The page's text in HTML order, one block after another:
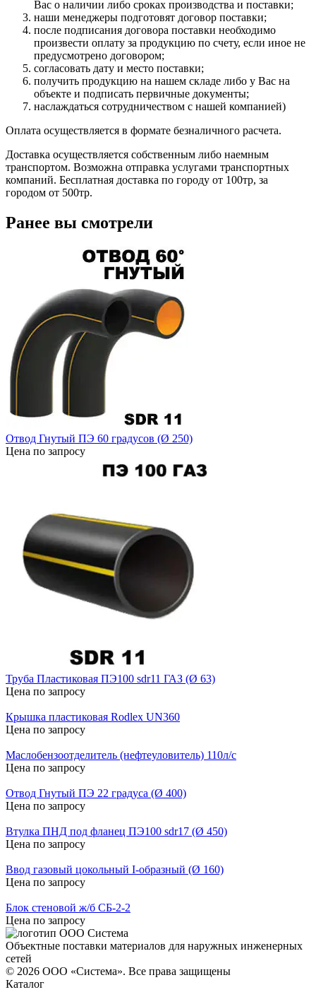
Вас о наличии либо сроках производства и поставки;
наши менеджеры подготовят договор поставки;
после подписания договора поставки необходимо
произвести оплату за продукцию по счету, если иное не
предусмотрено договором;
согласовать дату и место поставки;
получить продукцию на нашем складе либо у Вас на
объекте и подписать первичные документы;
наслаждаться сотрудничеством с нашей компанией)
Оплата осуществляется в формате безналичного расчета.
Доставка осуществляется собственным либо наемным
транспортом. Возможна отправка услугами транспортных
компаний. Бесплатная доставка по городу от 100тр, за
городом от 500тр.
Ранее вы смотрели
Отвод Гнутый ПЭ 60 градусов (Ø 250)
Цена по запросу
Труба Пластиковая ПЭ100 sdr11 ГАЗ (Ø 63)
Цена по запросу
Крышка пластиковая Rodlex UN360
Цена по запросу
Маслобензоотделитель (нефтеуловитель) 110л/с
Цена по запросу
Отвод Гнутый ПЭ 22 градуса (Ø 400)
Цена по запросу
Втулка ПНД под фланец ПЭ100 sdr17 (Ø 450)
Цена по запросу
Ввод газовый цокольный I-образный (Ø 160)
Цена по запросу
Блок стеновой ж/б СБ-2-2
Цена по запросу
Объектные поставки материалов для наружных инженерных
сетей
© 2026 ООО «Система». Все права защищены
Каталог